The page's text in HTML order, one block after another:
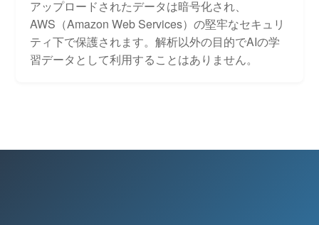
アップロードされたデータは暗号化され、
AWS（Amazon Web Services）の堅牢なセキュリ
ティ下で保護されます。解析以外の目的でAIの学
習データとして利用することはありません。